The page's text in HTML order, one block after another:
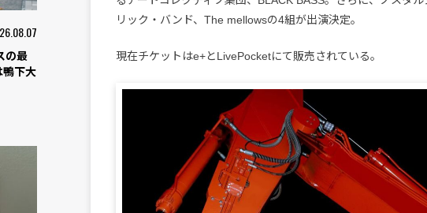
の最
下大
リック・バンド、The mellowsの4組が出演決定。
現在チケットはe+とLivePocketにて販売されている。